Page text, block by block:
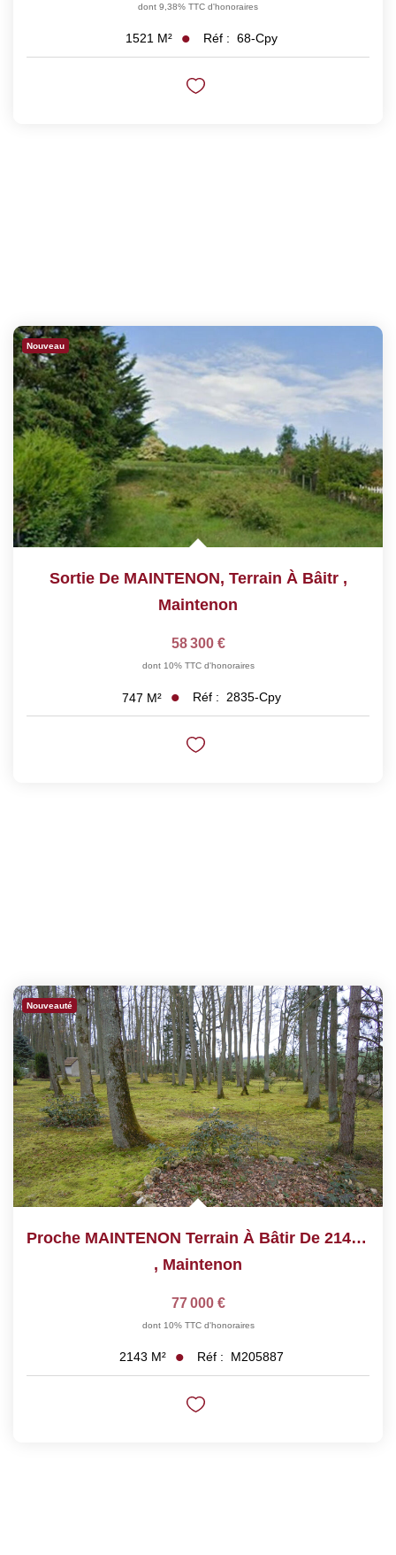
dont 9,38% TTC d'honoraires
1521 M² Réf : 68-Cpy
Nouveau
Sortie De MAINTENON, Terrain À Bâitr ,
Maintenon
58 300 €
dont 10% TTC d'honoraires
747 M² Réf : 2835-Cpy
Nouveauté
Proche MAINTENON Terrain À Bâtir De 2140 M²
, Maintenon
77 000 €
dont 10% TTC d'honoraires
2143 M² Réf : M205887